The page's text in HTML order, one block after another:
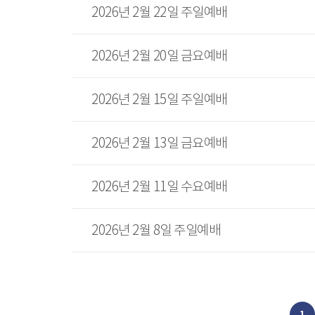
2026년 2월 22일 주일예배
2026년 2월 20일 금요예배
2026년 2월 15일 주일예배
2026년 2월 13일 금요예배
2026년 2월 11일 수요예배
2026년 2월 8일 주일예배